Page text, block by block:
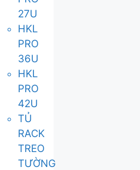
27U
HKL
PRO
36U
HKL
PRO
42U
TỦ
RACK
TREO
TƯỜNG